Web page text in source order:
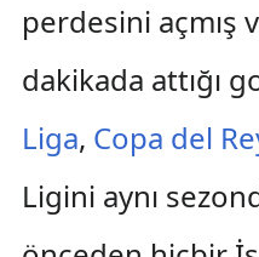
perdesini açmış
dakikada attığı
Liga, Copa del
Ligini aynı